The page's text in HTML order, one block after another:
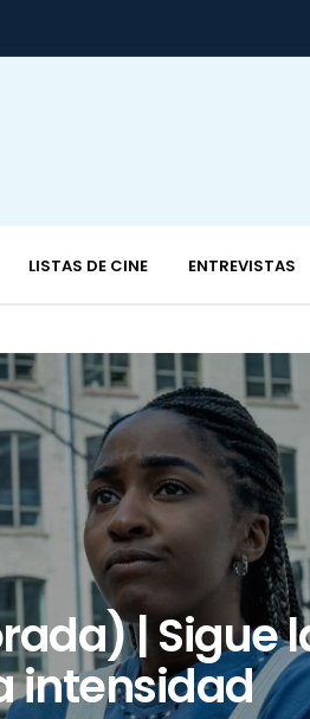
LISTAS DE CINE ENTREVISTAS
| Sigue
intensidad